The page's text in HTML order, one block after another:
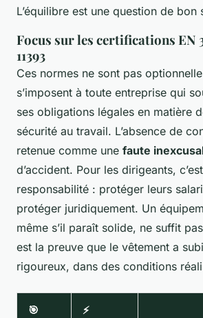
L’équilibre est une question de bon
Focus sur les certifications EN
11393
Ces normes ne sont pas
s’imposent à toute entreprise qui
ses obligations légales en matière
sécurité au travail. L’absence de
retenue comme une faute
d’accident. Pour les dirigeants,
responsabilité : protéger leurs
protéger juridiquement. Un
même s’il paraît solide, ne suffit
est la preuve que le vêtement a
rigoureux, dans des conditions
🎯
⚡